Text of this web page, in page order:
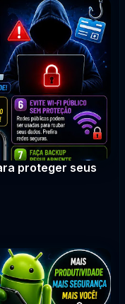
proteger seus